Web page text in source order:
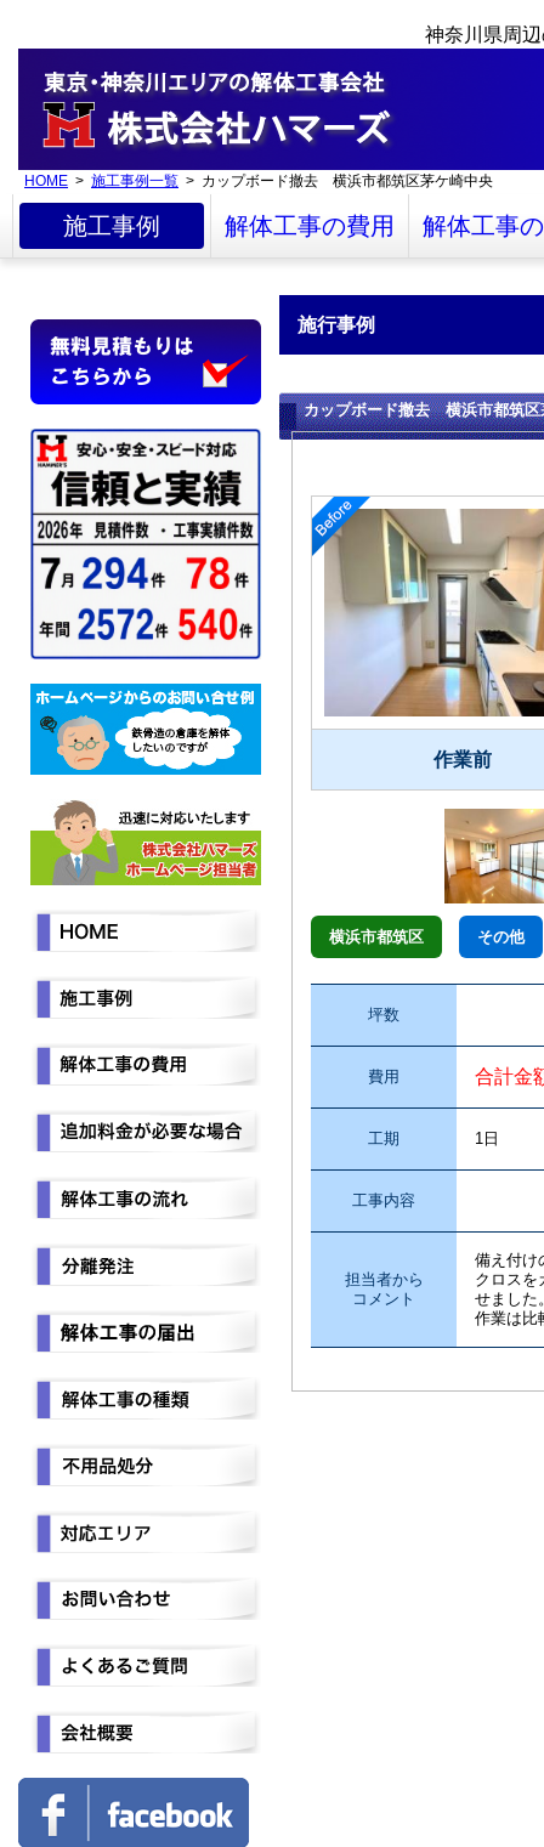
神奈川県周
HOME > 施工事例一覧 > カップボード撤去 横浜市都筑区茅ケ崎中央
施工事例 解体工事の費用 解体工事
施行事例
カップボード撤去 横浜市都筑区
作業前
横浜市都筑区 その他
坪数
費用 合計金
工期 1日
工事内容
担当者から
コメント
備え付け
クロスを
せました
作業は比